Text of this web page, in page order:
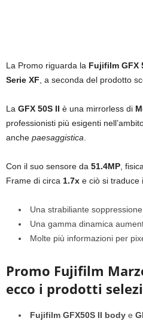
La Promo riguarda la Fujifilm GFX
Serie XF, a seconda del prodotto
La GFX 50S II è una mirrorless di
professionisti più esigenti
anche paesaggistica.
Con il suo sensore da 51.4MP,
Frame di circa 1.7x e ciò si traduce
Una strabiliante
Una gamma dinamica
Molte più informazioni per
Promo Fujifilm
ecco i prodotti
Fujifilm GFX50S II body e